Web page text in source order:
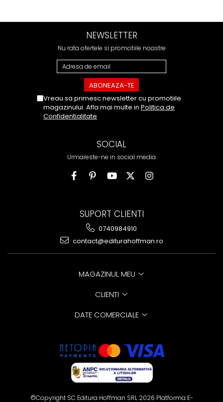
NEWSLETTER
Nu rata ofertele si promotiile noastre
Vreau sa primesc newsletter cu promotiile
magazinului. Afla mai multe in Politica de
Confidentialitate
SOCIAL
Urmareste-ne in social media
SUPORT CLIENTI
0740984910
contact@editurahoffman.ro
MAGAZINUL MEU
CLIENTI
DATE COMERCIALE
©Copyright SC Editura Hoffman SRL 2026 Platforma E-